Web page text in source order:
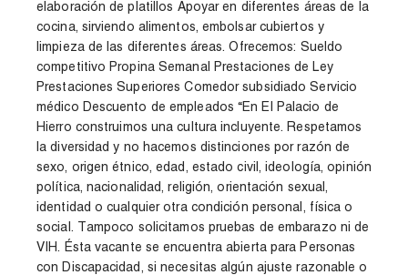
elaboración de platillos Apoyar en diferentes áreas de la
cocina, sirviendo alimentos, embolsar cubiertos y
limpieza de las diferentes áreas. Ofrecemos: Sueldo
competitivo Propina Semanal Prestaciones de Ley
Prestaciones Superiores Comedor subsidiado Servicio
médico Descuento de empleados “En El Palacio de
Hierro construimos una cultura incluyente. Respetamos
la diversidad y no hacemos distinciones por razón de
sexo, origen étnico, edad, estado civil, ideología, opinión
política, nacionalidad, religión, orientación sexual,
identidad o cualquier otra condición personal, física o
social. Tampoco solicitamos pruebas de embarazo ni de
VIH. Ésta vacante se encuentra abierta para Personas
con Discapacidad, si necesitas algún ajuste razonable o